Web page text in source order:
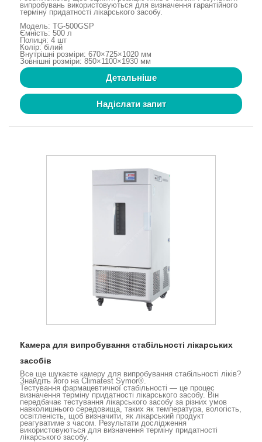
випробувань використовуються для визначення гарантійного
терміну придатності лікарського засобу.
Модель: TG-500GSP
Ємність: 500 л
Полиця: 4 шт
Колір: білий
Внутрішні розміри: 670×725×1020 мм
Зовнішні розміри: 850×1100×1930 мм
Детальніше
Надіслати запит
Камера для випробування стабільності лікарських
засобів
Все ще шукаєте камеру для випробування стабільності ліків?
Знайдіть його на Climatest Symor®.
Тестування фармацевтичної стабільності — це процес
визначення терміну придатності лікарського засобу. Він
передбачає тестування лікарського засобу за різних умов
навколишнього середовища, таких як температура, вологість,
освітленість, щоб визначити, як лікарський продукт
реагуватиме з часом. Результати дослідження
використовуються для визначення терміну придатності
лікарського засобу.